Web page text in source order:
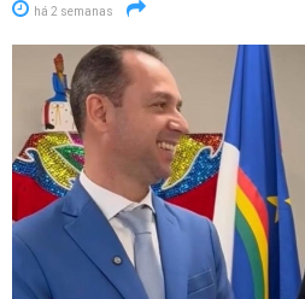
há 2 semanas